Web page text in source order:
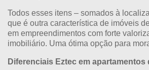
Todos esses itens – somados à
que é outra característica de imóveis
em empreendimentos com forte
imobiliário. Uma ótima opção para
Diferenciais Eztec em apartamentos